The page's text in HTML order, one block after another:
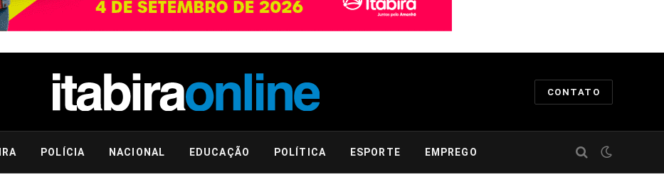
CONTATO
POLÍCIA NACIONAL EDUCAÇÃO POLÍTICA ESPORTE EMPREGO